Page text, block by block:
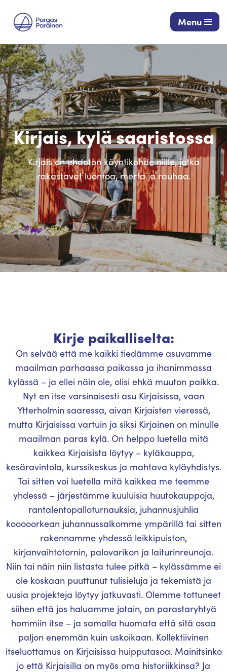
Siirry
suoraan
sisältöön
Menu
Kirjais, kylä saaristossa
Kirjais on ehdoton käyntikohde niille, jotka
rakastavat luontoa, merta ja rauhaa.
Kirje paikalliselta:
On selvää että me kaikki tiedämme asuvamme
maailman parhaassa paikassa ja ihanimmassa
kylässä – ja ellei näin ole, olisi ehkä muuton paikka.
Nyt en itse varsinaisesti asu Kirjaisissa, vaan
Ytterholmin saaressa, aivan Kirjaisten vieressä,
mutta Kirjaisissa vartuin ja siksi Kirjainen on minulle
maailman paras kylä. On helppo luetella mitä
kaikkea Kirjaisista löytyy – kyläkauppa,
kesäravintola, kurssikeskus ja mahtava kyläyhdistys.
Tai sitten voi luetella mitä kaikkea me teemme
yhdessä – järjestämme kuuluisia huutokauppoja,
rantalentopalloturnauksia, juhannusjuhlia
kooooorkean juhannussalkomme ympärillä tai sitten
rakennamme yhdessä leikkipuiston,
kirjanvaihtotornin, palovarikon ja laiturinreunoja.
Niin tai näin niin listasta tulee pitkä – kylässämme ei
ole koskaan puuttunut tulisieluja ja tekemistä ja
uusia projekteja löytyy jatkuvasti. Olemme tottuneet
siihen että jos haluamme jotain, on parastaryhtyä
hommiin itse – ja samalla huomata että sitä osaa
paljon enemmän kuin uskoikaan. Kollektiivinen
itseluottamus on Kirjaisissa huipputasoa. Mainitsinko
jo että Kirjaisilla on myös oma historiikkinsa? Ja